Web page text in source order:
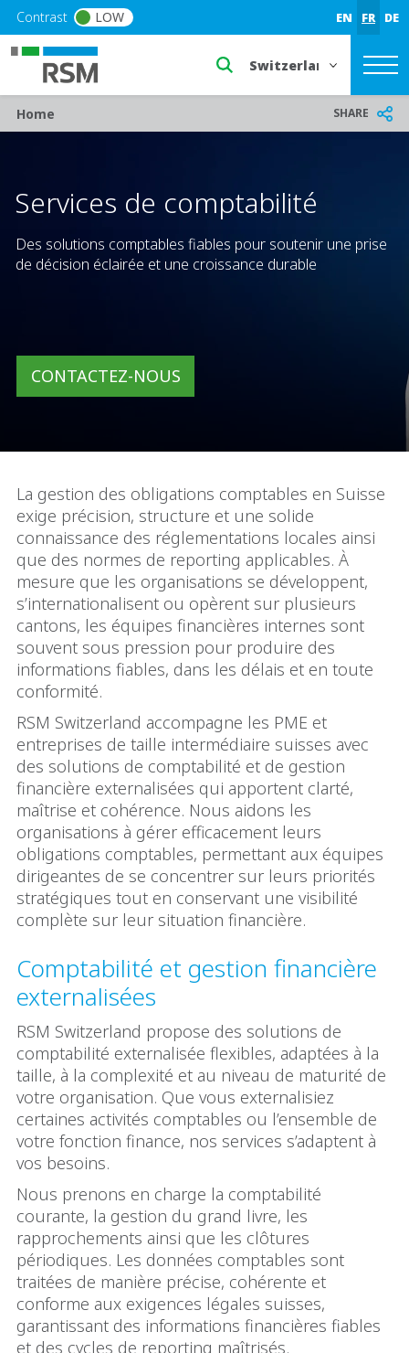
Skip to main content
Contrast LOW EN FR DE
Select a region or
Breadcrumb
Home SHARE
Services de comptabilité
Des solutions comptables fiables pour soutenir une prise
de décision éclairée et une croissance durable
CONTACTEZ-NOUS
La gestion des obligations comptables en Suisse
exige précision, structure et une solide
connaissance des réglementations locales ainsi
que des normes de reporting applicables. À
mesure que les organisations se développent,
s’internationalisent ou opèrent sur plusieurs
cantons, les équipes financières internes sont
souvent sous pression pour produire des
informations fiables, dans les délais et en toute
conformité.
RSM Switzerland accompagne les PME et
entreprises de taille intermédiaire suisses avec
des solutions de comptabilité et de gestion
financière externalisées qui apportent clarté,
maîtrise et cohérence. Nous aidons les
organisations à gérer efficacement leurs
obligations comptables, permettant aux équipes
dirigeantes de se concentrer sur leurs priorités
stratégiques tout en conservant une visibilité
complète sur leur situation financière.
Comptabilité et gestion financière
externalisées
RSM Switzerland propose des solutions de
comptabilité externalisée flexibles, adaptées à la
taille, à la complexité et au niveau de maturité de
votre organisation. Que vous externalisiez
certaines activités comptables ou l’ensemble de
votre fonction finance, nos services s’adaptent à
vos besoins.
Nous prenons en charge la comptabilité
courante, la gestion du grand livre, les
rapprochements ainsi que les clôtures
périodiques. Les données comptables sont
traitées de manière précise, cohérente et
conforme aux exigences légales suisses,
garantissant des informations financières fiables
et des cycles de reporting maîtrisés.